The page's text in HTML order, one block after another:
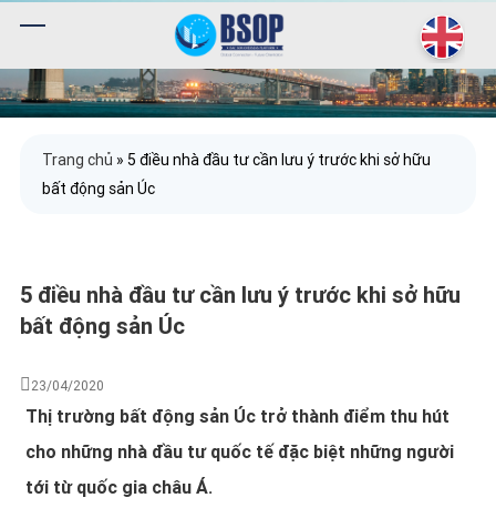
Trang chủ » 5 điều nhà đầu tư cần lưu ý trước khi sở hữu
bất động sản Úc
5 điều nhà đầu tư cần lưu ý trước khi sở hữu
bất động sản Úc
23/04/2020
Thị trường bất động sản Úc trở thành điểm thu hút
cho những nhà đầu tư quốc tế đặc biệt những người
tới từ quốc gia châu Á.